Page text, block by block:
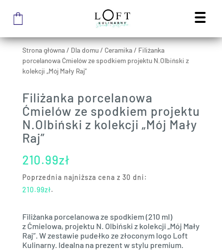
Strona główna/ Dla domu/ Ceramika/ Filiżanka
porcelanowa Ćmielów ze spodkiem projektu N.Olbiński z
kolekcji „Mój Mały Raj”
Filiżanka porcelanowa
Ćmielów ze spodkiem projektu
N.Olbiński z kolekcji „Mój Mały
Raj”
210.99zł
Poprzednia najniższa cena z 30 dni:
210.99zł.
Filiżanka porcelanowa ze spodkiem (210 ml)
z Ćmielowa, projektu N. Olbiński z kolekcji „Mój Mały
Raj”. W zestawie pudełko ze złoconym logo Loft
Kulinarny. Idealna na prezent w stylu premium.